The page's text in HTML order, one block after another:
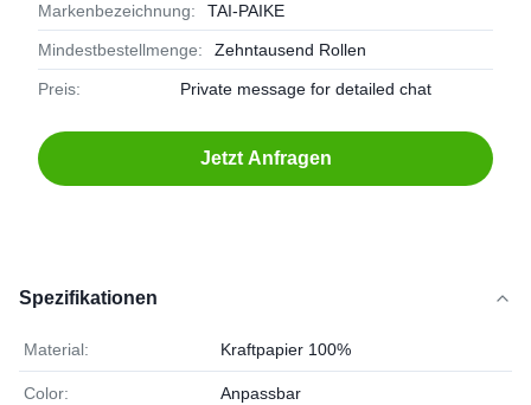
Markenbezeichnung: TAI-PAIKE
Mindestbestellmenge: Zehntausend Rollen
Preis: Private message for detailed chat
Jetzt Anfragen
Spezifikationen
Material: Kraftpapier 100%
Color: Anpassbar